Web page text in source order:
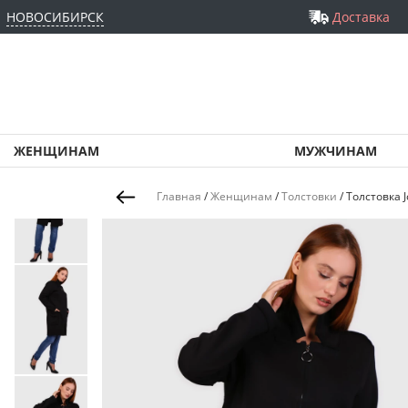
НОВОСИБИРСК Доставка
ЖЕНЩИНАМ МУЖЧИНАМ
Главная /Женщинам /Толстовки /Толстовка